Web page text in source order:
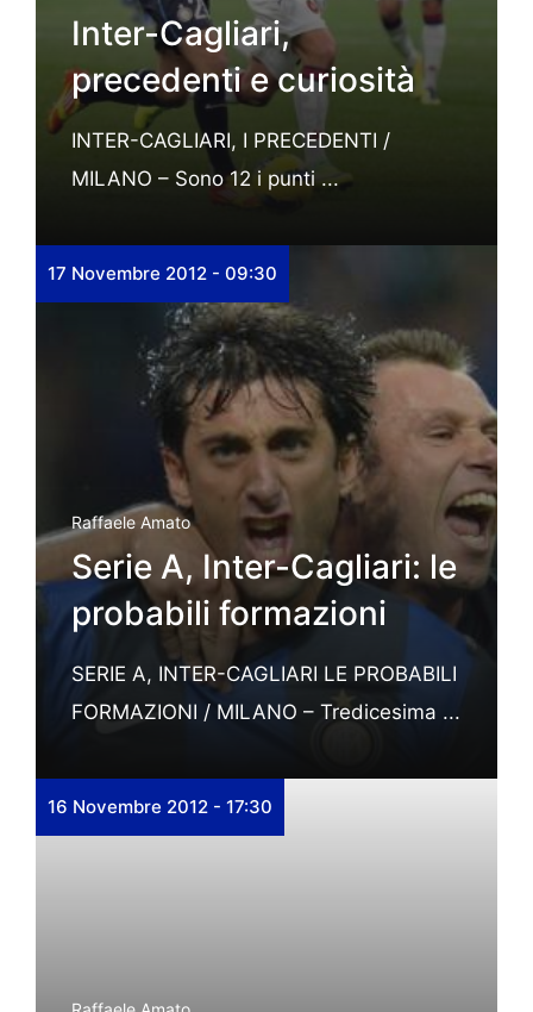
Inter-Cagliari,
precedenti e curiosità
INTER-CAGLIARI, I PRECEDENTI /
MILANO – Sono 12 i punti ...
17 Novembre 2012 - 09:30
Raffaele Amato
Serie A, Inter-Cagliari: le
probabili formazioni
SERIE A, INTER-CAGLIARI LE PROBABILI
FORMAZIONI / MILANO – Tredicesima ...
16 Novembre 2012 - 17:30